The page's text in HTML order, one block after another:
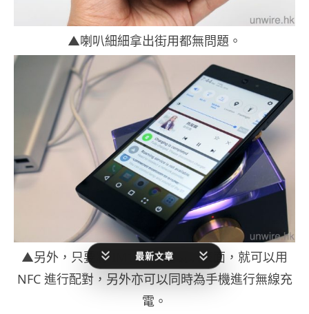
▲喇叭細細拿出街用都無問題。
▲另外，只要將 IM100 放在喇叭表面，就可以用
NFC 進行配對，另外亦可以同時為手機進行無線充
電。
最新文章